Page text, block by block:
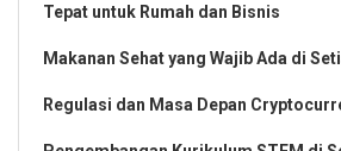
Tepat untuk Rumah dan Bisnis
Makanan Sehat yang Wajib Ada di
Regulasi dan Masa Depan